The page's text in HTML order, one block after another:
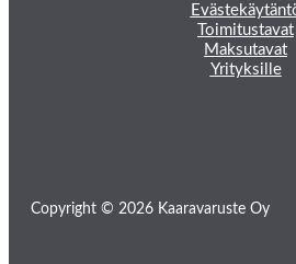
Toimitustavat
Maksutavat
Yrityksille
Copyright © 2026 Kaaravaruste Oy